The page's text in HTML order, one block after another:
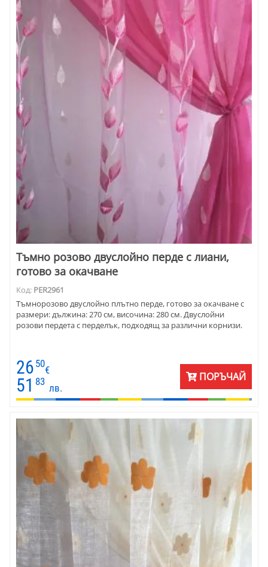
Тъмно розово двуслойно перде с лиани,
готово за окачване
Код: PER2961
Тъмнорозово двуслойно плътно перде, готово за окачване с
размери: дължина: 270 см, височина: 280 см. Двуслойни
розови пердета с перделък, подходящ за различни корнизи.
26 50
€
51 83
лв.
ПОРЪЧАЙ